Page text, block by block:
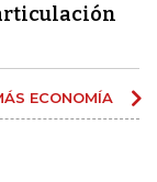
ECONOMÍA